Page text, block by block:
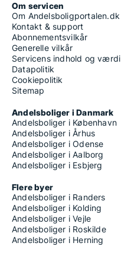
Om servicen
Om Andelsboligportalen.dk
Kontakt & support
Abonnementsvilkår
Generelle vilkår
Servicens indhold og værdi
Datapolitik
Cookiepolitik
Sitemap
Andelsboliger i Danmark
Andelsboliger i København
Andelsboliger i Århus
Andelsboliger i Odense
Andelsboliger i Aalborg
Andelsboliger i Esbjerg
Flere byer
Andelsboliger i Randers
Andelsboliger i Kolding
Andelsboliger i Vejle
Andelsboliger i Roskilde
Andelsboliger i Herning